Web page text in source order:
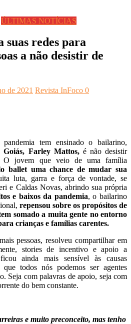
ÚLTIMAS NOTÍCIAS
suas redes para
a não desistir de
de 2021 Revista InFoco 0
tem ensinado o bailarino,
Goiás, Farley Mattos,é não desistir
O jovem que veio de uma família
ballet uma chance de mudar sua
luta, garra e força de vontade, se
e Caldas Novas, abrindo sua própria
e baixos da pandemia, o bailarino
repensou sobre os propósitos de
somado a muita gente no entorno
crianças e famílias carentes.
pessoas, resolveu compartilhar em
stories de incentivo e apoio a
ainda mais sensível às causas
que todos nós podemos ser agentes
Seja com palavras de apoio, seja com
do bem constante.
e muito preconceito, mas tenho